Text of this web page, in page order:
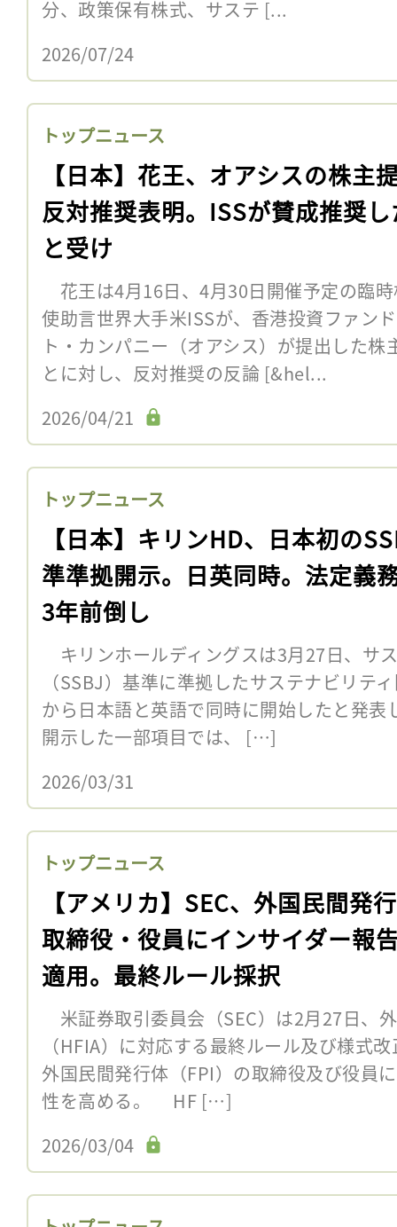
分、政策保有株式、サステ [...
2026/07/24
トップニュース
【日本】花王、オアシスの株主
反対推奨表明。ISSが賛成推奨
と受け
花王は4月16日、4月30日開催予定の臨
使助言世界大手米ISSが、香港投資ファン
ト・カンパニー（オアシス）が提出した
とに対し、反対推奨の反論 [&hel...
2026/04/21
トップニュース
【日本】キリンHD、日本初の
準準拠開示。日英同時。法定義
3年前倒し
キリンホールディングスは3月27日、サ
（SSBJ）基準に準拠したサステナビリテ
から日本語と英語で同時に開始したと発表
開示した一部項目では、 […]
2026/03/31
トップニュース
【アメリカ】SEC、外国民間発
取締役・役員にインサイダー報
適用。最終ルール採択
米証券取引委員会（SEC）は2月27日、
（HFIA）に対応する最終ルール及び様式
外国民間発行体（FPI）の取締役及び役員
性を高める。 HF […]
2026/03/04